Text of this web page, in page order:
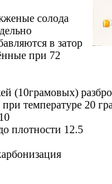
солода
в затор
при 72
(10грамовых)
при температуре 20
плотности 12.5